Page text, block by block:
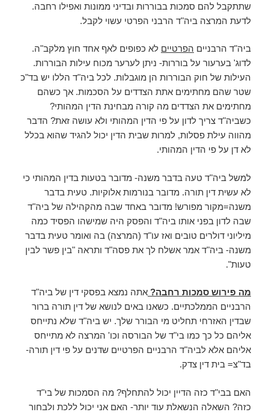
שתתקבל להם סמכות בבוררות ובדיני ממונות ואפילו רחבה.
לדעת המרצה ביה"ד הרבני הפרטי עשוי לקבל.
ביה"ד הרבניים הפרטיים לא כפופים לאף אחד חוץ מלקב"ה.
לדוג' בערעור על בוררות- ניתן לערער מכוח עילות הבוררות.
העילות של חוק הבוררות הן מוגבלות. לכל ביה"ד הללו יש בד"כ
שטר שהם מחתימים אתת הצדדים על הסכמות. אך כשהם
מחתימים את הצדדים מה קורה מבחינת הדין המהותי?
כשביה"ד צריך לדון על פי הדין המהותי ולא עושה זאת? הדבר
מהווה עילת פסלות, למרות שבית הדין יכול להגיד שהוא בכלל
לא דן על פי הדין המהותי.
למשל ביה"ד טעה בדבר משנה- מדובר בטעות בדין המהותי כי
לא עשית דין תורה. מדובר בנורמות אלוקיות. טעית בדבר
משנה=מקור מפורש! מדובר באחד שבה מהקהילה של ביה"ד
שבה לדון בפני אותו ביה"ד והפסק היה שמישהו הפסיד כמה
מיליוני דולרים טובים ואז עו"ד (המרצה) בה ואומר טעית בדבר
משנה- ביה"ד אמר אשלח לך את פסה"ד ותראה "בין פשר לבין
טעות".
מה פירוש סמכות רחבה? אתה נמצא בפסקי דין של ביה"ד
הרבניים הממלכתיים. כשאנו באים לנושא של דין תורה ברור
שבדין האזרחי תחליט מי הבורר שלך. יש ביה"ד שלא נתייחס
אליהם כל כך כמו בי"ד של הבורסה וכו' המרצה לא מתייחס
אליהם אלא לביה"ד הרבניים הפרטיים שדנים על פי דין תורה-
בד"צ= בית דין צדק.
האם בבי"ד כזה הדיין יכול להתחלף? מה הסמכות של בי"ד
כזה? השאלה הנשאלת עוד יותר- האם אני יכול ללכת ולבחור